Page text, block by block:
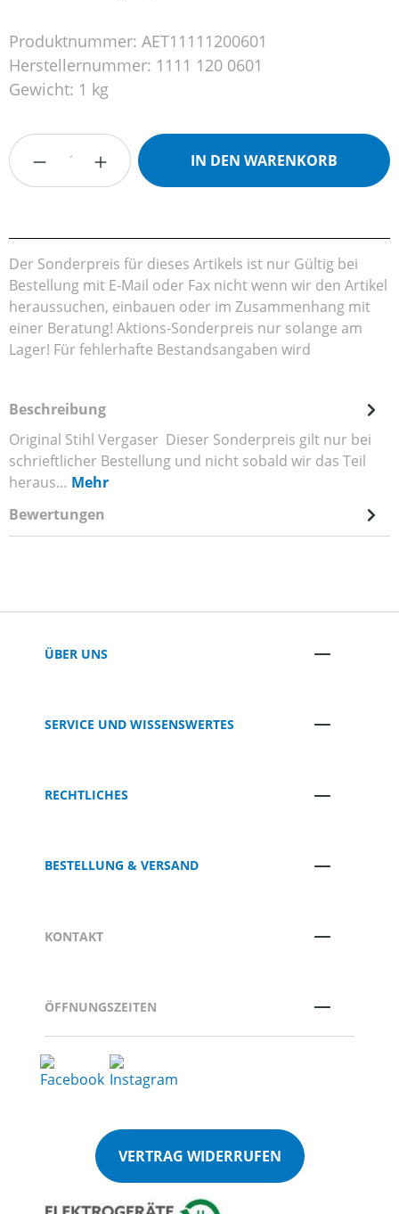
Produktnummer: AET11111200601
Herstellernummer: 1111 120 0601
Gewicht: 1 kg
Produkt Anzahl: Gib den gewünschten
IN DEN WARENKORB
Der Sonderpreis für dieses Artikels ist nur Gültig bei
Bestellung mit E-Mail oder Fax nicht wenn wir den Artikel
heraussuchen, einbauen oder im Zusammenhang mit
einer Beratung! Aktions-Sonderpreis nur solange am
Lager! Für fehlerhafte Bestandsangaben wird
Beschreibung
Original Stihl Vergaser Dieser Sonderpreis gilt nur bei
schrieftlicher Bestellung und nicht sobald wir das Teil
heraus… Mehr
Bewertungen
ÜBER UNS
SERVICE UND WISSENSWERTES
RECHTLICHES
BESTELLUNG & VERSAND
KONTAKT
ÖFFNUNGSZEITEN
VERTRAG WIDERRUFEN